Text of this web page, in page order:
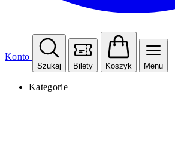
Konto
Szukaj Bilety Koszyk Menu
Kategorie